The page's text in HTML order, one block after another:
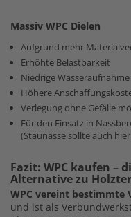
Massiv WPC Dielen
Aufgrund mehr
Erhöhte Belastbarkeit
Niedrige Wasseraufnahme
Höhere
Verlegung ohne Gefälle
Für den Einsatz in
(Staunässe sollte auch
Fazit: WPC kaufen –
Alternative zu
WPC vereint bestimmte
und ist als